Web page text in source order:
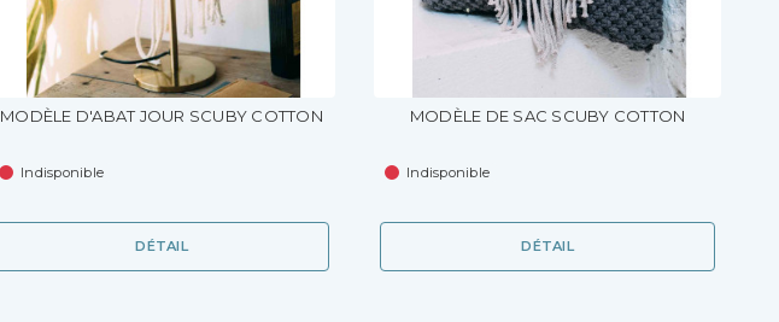
MODÈLE D'ABAT JOUR SCUBY COTTON
Indisponible
DÉTAIL
MODÈLE DE SAC SCUBY COTTON
Indisponible
DÉTAIL